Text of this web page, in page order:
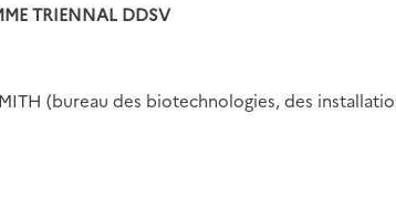
TRIENNAL DDSV
(bureau des biotechnologies, des